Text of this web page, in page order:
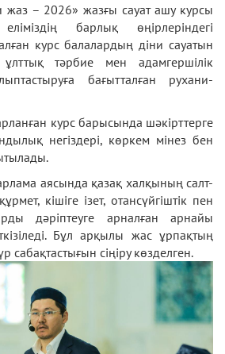
жаз – 2026» жазғы сауат ашу курсы
барлық өңірлеріндегі
курс балалардың діни сауатын
тәрбие мен адамгершілік
бағытталған рухани-
курс барысында шәкірттерге
негіздері, көркем мінез бен
аясында қазақ халқының салт-
кішіге ізет, отансүйгіштік пен
дәріптеуге арналған арнайы
Бұл арқылы жас ұрпақтың
сабақтастығын сіңіру көзделген.